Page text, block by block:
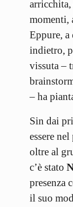
momenti,
Eppure, a
indietro,
vissuta –
– ha
Sin dai
essere
oltre al
c’è stato
presenza
il suo